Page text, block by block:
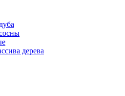
дерева